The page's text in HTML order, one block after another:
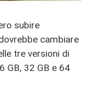
subire
cambiare
tre versioni di
GB, 32 GB e 64